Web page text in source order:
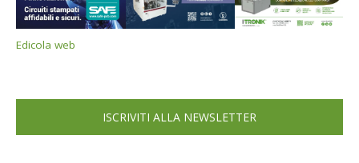
Edicola web
ISCRIVITI ALLA NEWSLETTER